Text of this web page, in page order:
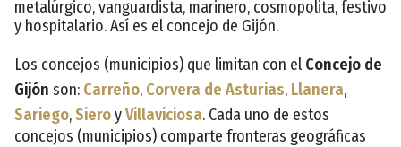
metalúrgico, vanguardista, marinero, cosmopolita, festivo
y hospitalario. Así es el concejo de Gijón.
Los concejos (municipios) que limitan con el Concejo de
Gijón son: Carreño, Corvera de Asturias, Llanera,
Sariego,SieroyVillaviciosa. Cada uno de estos
concejos (municipios) comparte fronteras geográficas